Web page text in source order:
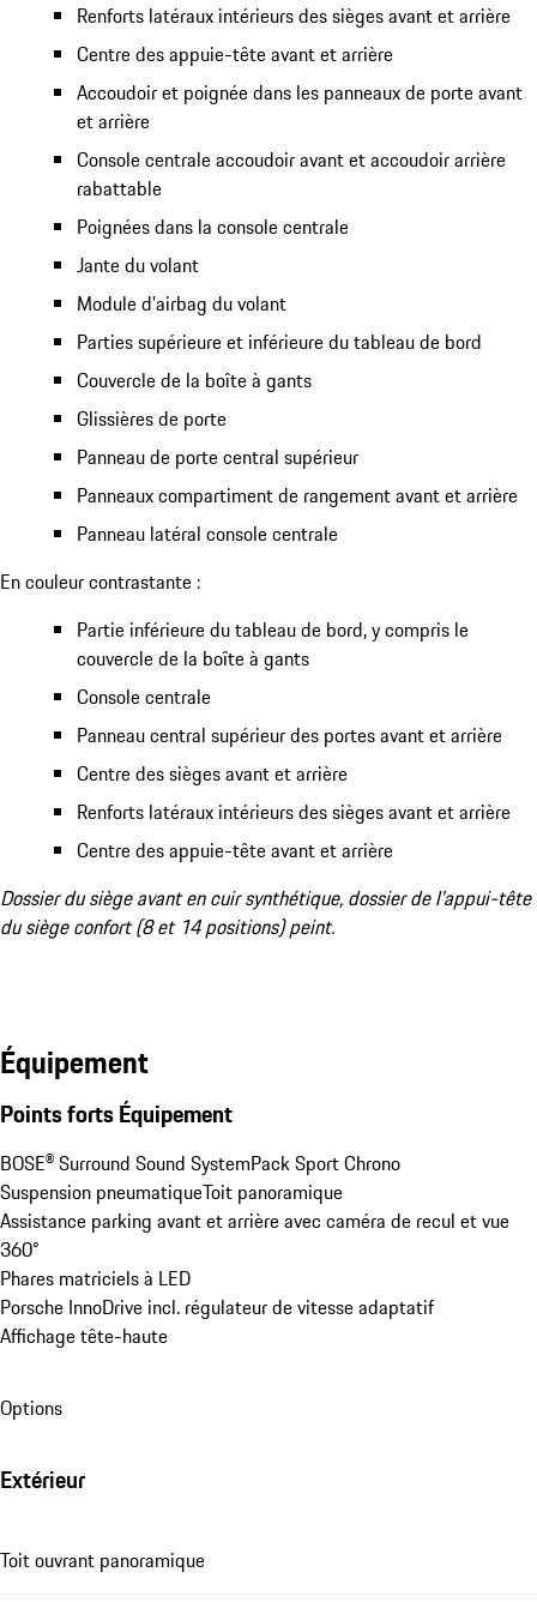
Renforts latéraux intérieurs des sièges avant et arrière
Centre des appuie-tête avant et arrière
Accoudoir et poignée dans les panneaux de porte avant
et arrière
Console centrale accoudoir avant et accoudoir arrière
rabattable
Poignées dans la console centrale
Jante du volant
Module d'airbag du volant
Parties supérieure et inférieure du tableau de bord
Couvercle de la boîte à gants
Glissières de porte
Panneau de porte central supérieur
Panneaux compartiment de rangement avant et arrière
Panneau latéral console centrale
En couleur contrastante :
Partie inférieure du tableau de bord, y compris le
couvercle de la boîte à gants
Console centrale
Panneau central supérieur des portes avant et arrière
Centre des sièges avant et arrière
Renforts latéraux intérieurs des sièges avant et arrière
Centre des appuie-tête avant et arrière
Dossier du siège avant en cuir synthétique, dossier de l'appui-tête
du siège confort (8 et 14 positions) peint.
Équipement
Points forts Équipement
BOSE® Surround Sound SystemPack Sport Chrono
Suspension pneumatiqueToit panoramique
Assistance parking avant et arrière avec caméra de recul et vue
360°
Phares matriciels à LED
Porsche InnoDrive incl. régulateur de vitesse adaptatif
Affichage tête-haute
Options
Extérieur
Toit ouvrant panoramique